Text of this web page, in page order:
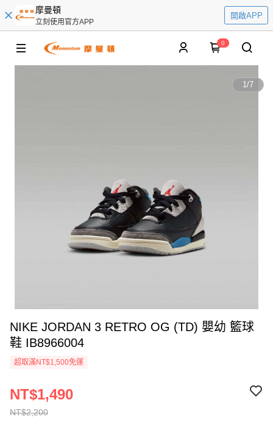
摩曼頓
立刻使用官方APP
開啟APP
0
1/7
NIKE JORDAN 3 RETRO OG (TD) 嬰幼 籃球
鞋 IB8966004
超取滿NT$1,500免運
NT$2,200
NT$1,490